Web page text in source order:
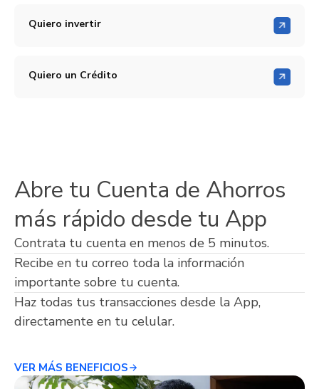
Quiero invertir
Quiero un Crédito
Abre tu Cuenta de Ahorros
más rápido desde tu App
Contrata tu cuenta en menos de 5 minutos.
Recibe en tu correo toda la información
importante sobre tu cuenta.
Haz todas tus transacciones desde la App,
directamente en tu celular.
VER MÁS BENEFICIOS